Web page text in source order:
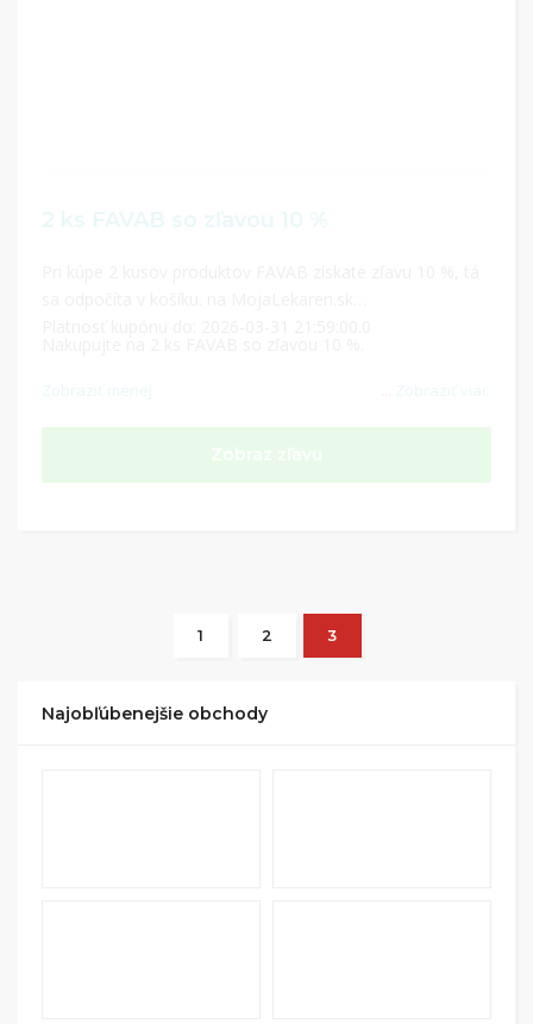
1 2 3
Najobľúbenejšie obchody